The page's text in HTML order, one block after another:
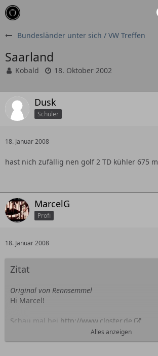
Bundesländer unter sich / VW Treffen
Saarland
Kobald 18. Oktober 2002
Dusk
Schüler
18. Januar 2008
hast nich zufällig nen golf 2 TD kühler 675
MarcelG
Profi
18. Januar 2008
Zitat
Original von Rennsemmel
Hi Marcel!
Schau mal bei http://www.closter.de
Und laß dich net von dem Preis
Alles anzeigen